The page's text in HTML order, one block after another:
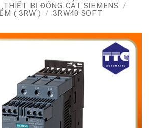
THIẾT BỊ ĐÓNG CẮT SIEMENS
/
( 3RW )
/ 3RW40 SOFT